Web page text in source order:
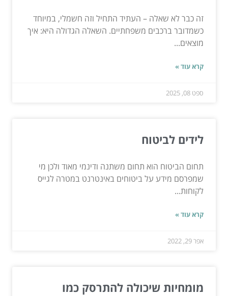
זה כבר לא שאלה – העתיד התחיל וזה חשמלי, במיוחד
כשמדובר ברכבים משפחתיים. השאלה הגדולה היא: איך
מוצאים...
קרא עוד »
ספט 08, 2025
לידים לביטוח
תחום הביטוח הוא תחום משתנה ודינמי מאוד ולכן מי
שמפרסם מידע על ביטוחים באינטרנט במטרה לגייס
לקוחות...
קרא עוד »
אפר 29, 2022
מומחיות שיכולה להתרסק כמו